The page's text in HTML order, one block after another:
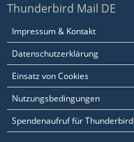
Thunderbird Mail DE
Impressum & Kontakt
Datenschutzerklärung
Einsatz von Cookies
Nutzungsbedingungen
Spendenaufruf für Thunderbird